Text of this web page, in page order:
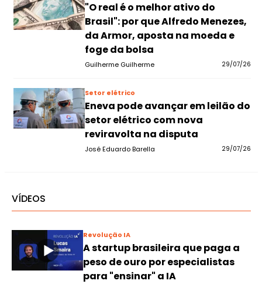
"O real é o melhor ativo do
Brasil": por que Alfredo Menezes,
da Armor, aposta na moeda e
foge da bolsa
Guilherme Guilherme 29/07/26
Setor elétrico
Eneva pode avançar em leilão do
setor elétrico com nova
reviravolta na disputa
José Eduardo Barella 29/07/26
VÍDEOS
Revolução IA
A startup brasileira que paga a
peso de ouro por especialistas
para "ensinar" a IA